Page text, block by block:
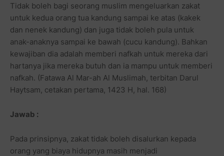
Tidak boleh bagi seorang muslim mengeluarkan zakat
untuk kedua orang tua kandung sampai ke atas (kakek
dan nenek kandung) dan juga tidak boleh pula untuk
anak-anaknya sampai ke bawah (cucu kandung). Bahkan
kewajiban dia adalah memberi nafkah untuk mereka dari
hartanya jika mereka butuh dan ia mampu untuk memberi
nafkah. (Fatawa Al Mar-ah Al Muslimah, terbitan Darul
Haytsam, cetakan pertama, 1423 H, hal. 168)
Jawab :
Pada prinsipnya, zakat tidak boleh disalurkan kepada
orang yang biaya hidupnya masih menjadi